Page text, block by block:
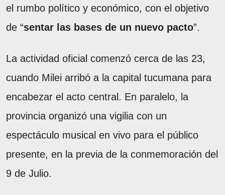
el rumbo político y económico, con el objetivo
de “sentar las bases de un nuevo pacto”.
La actividad oficial comenzó cerca de las 23,
cuando Milei arribó a la capital tucumana para
encabezar el acto central. En paralelo, la
provincia organizó una vigilia con un
espectáculo musical en vivo para el público
presente, en la previa de la conmemoración del
9 de Julio.